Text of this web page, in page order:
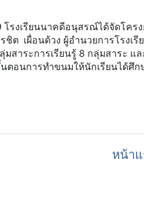
รงเรียนนาคดีอนุสรณ์ได้จัดโค
ต เผื่อนด้วง ผู้อำนวยการโรงเ
มสาระการเรียนรู้ 8 กลุ่มสาระ
ตอนการทำขนมให้นักเรียนได้ศึก
หน้า